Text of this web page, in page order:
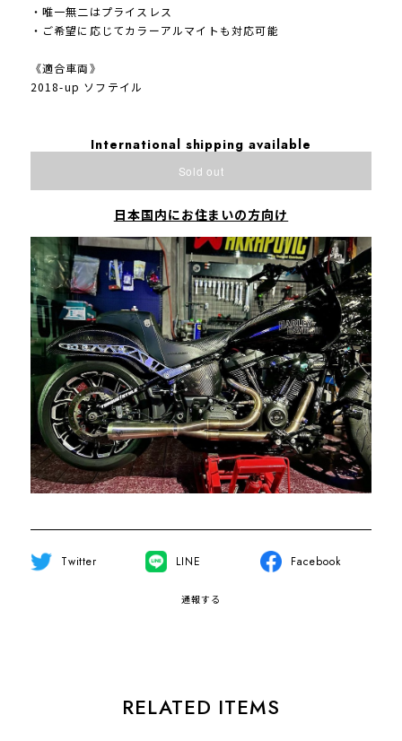
・唯一無二はプライスレス
・ご希望に応じてカラーアルマイトも対応可能
《適合車両》
2018-up ソフテイル
International shipping available
Sold out
日本国内にお住まいの方向け
Twitter LINE Facebook
通報する
RELATED ITEMS